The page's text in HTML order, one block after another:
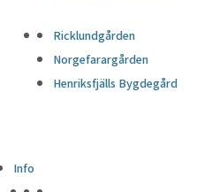
Ricklundgården
Norgefarargården
Henriksfjälls Bygdegård
Info